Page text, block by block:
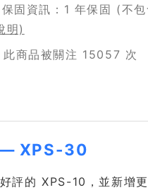
保固資訊：1 年保固 (不
明)
此商品被關注 15057 次
— XPS-30
的 XPS-10，並新增